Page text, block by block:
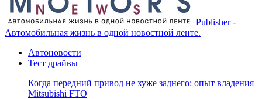
Publisher -
Автомобильная жизнь в одной новостной ленте.
Автоновости
Тест драйвы
Когда передний привод не хуже заднего: опыт владения
Mitsubishi FTO